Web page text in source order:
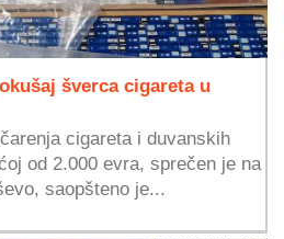
šverca cigareta u
cigareta i duvanskih
od 2.000 evra, sprečen je na
saopšteno je...